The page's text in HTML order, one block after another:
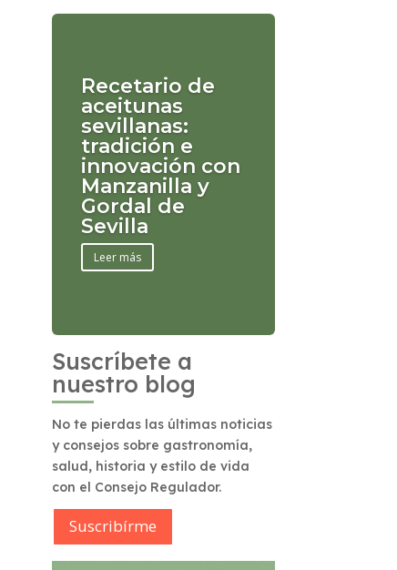
Recetario de
aceitunas
sevillanas:
tradición e
innovación con
Manzanilla y
Gordal de
Sevilla
Leer más
Suscríbete a
nuestro blog
No te pierdas las últimas noticias
y consejos sobre gastronomía,
salud, historia y estilo de vida
con el Consejo Regulador.
Suscribírme